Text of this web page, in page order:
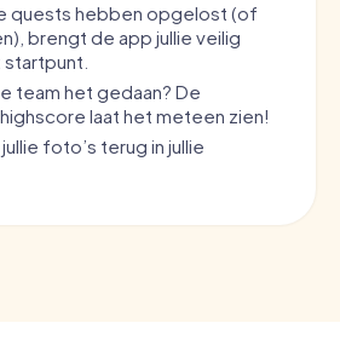
quests hebben opgelost (of
brengt de app jullie veilig
team het gedaan? De
laat het meteen zien!
foto’s terug in jullie